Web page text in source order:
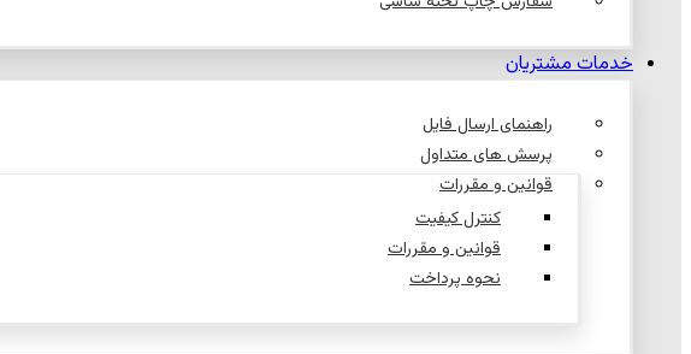
خدمات مشتریان
راهنمای ارسال فایل
پرسش های متداول
قوانین و مقررات
کنترل کیفیت
قوانین و مقررات
نحوه پرداخت